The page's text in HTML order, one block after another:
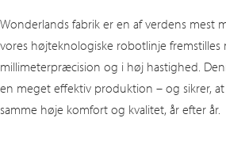
Wonderlands fabrik er en af verdens mest
vores højteknologiske robotlinje fremstilles
millimeterpræcision og i høj hastighed.
en meget effektiv produktion – og sikrer,
samme høje komfort og kvalitet, år efter år.